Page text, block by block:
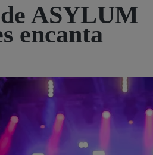
ASYLUM
encanta